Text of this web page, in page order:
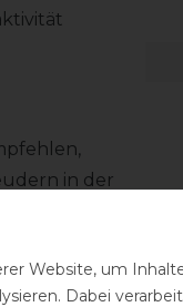
in der
Website, um
Dabei